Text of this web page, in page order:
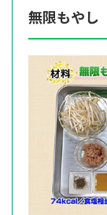
無限もやし